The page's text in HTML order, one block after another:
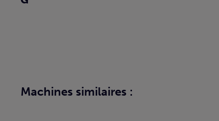
Machines similaires :